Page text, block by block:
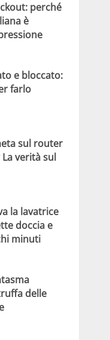
perché
è
e bloccato:
farlo
sul router
verità sul
la lavatrice
doccia e
minuti
delle